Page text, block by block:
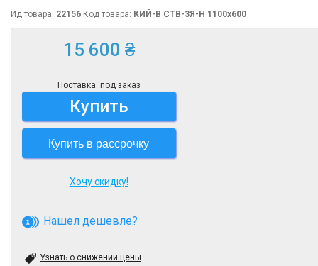
Ид товара: 22156 Код товара: КИЙ-В СТВ-3Я-Н 1100х600
15 600 ₴
Поставка: под заказ
Купить
Купить в рассрочку
Хочу скидку!
Нашел дешевле?
Узнать о снижении цены